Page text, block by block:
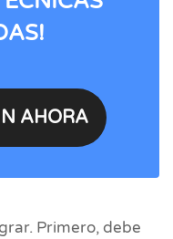
AHORA
Primero, debe